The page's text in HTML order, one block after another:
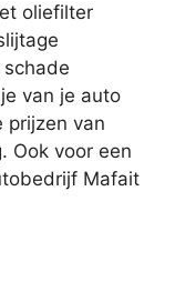
oliefilter
van je auto
prijzen van
Ook voor een
Mafait